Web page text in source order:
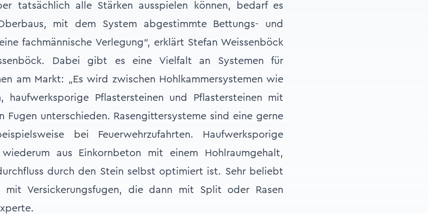
tatsächlich alle Stärken ausspielen können, bedarf es
mit dem System abgestimmte Bettungs- und
fachmännische Verlegung“, erklärt Stefan Weissenböck
Dabei gibt es eine Vielfalt an Systemen für
am Markt: „Es wird zwischen Hohlkammersystemen wie
haufwerksporige Pflastersteinen und Pflastersteinen mit
Fugen unterschieden. Rasengittersysteme sind eine gerne
bei Feuerwehrzufahrten. Haufwerksporige
wiederum aus Einkornbeton mit einem Hohlraumgehalt,
durch den Stein selbst optimiert ist. Sehr beliebt
mit Versickerungsfugen, die dann mit Split oder Rasen